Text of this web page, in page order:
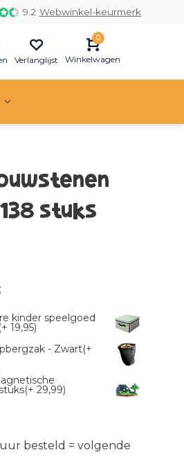
9.2 Webwinkel-keurmerk
Verlanglijst
0
Winkelwagen
stuks
kinder speelgoed
19,95)
- Zwart(+
29,99)
besteld = volgende